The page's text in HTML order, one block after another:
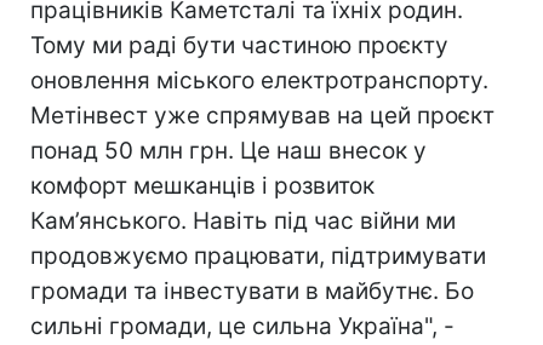
працівників Каметсталі та їхніх родин.
Тому ми раді бути частиною проєкту
оновлення міського електротранспорту.
Метінвест уже спрямував на цей проєкт
понад 50 млн грн. Це наш внесок у
комфорт мешканців і розвиток
Кам’янського. Навіть під час війни ми
продовжуємо працювати, підтримувати
громади та інвестувати в майбутнє. Бо
сильні громади, це сильна Україна", -